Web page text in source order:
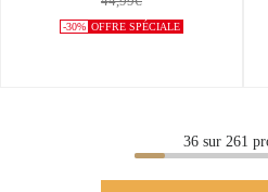
-30% OFFRE SPÉCIALE
36 sur 261